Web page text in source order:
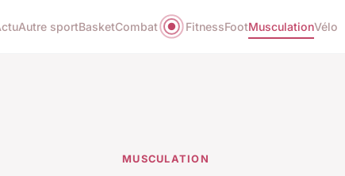
Autre sportBasketCombat FitnessFootMusculationVélo
MUSCULATION